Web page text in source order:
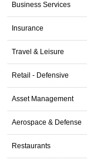
Business Services
Insurance
Travel & Leisure
Retail - Defensive
Asset Management
Aerospace & Defense
Restaurants